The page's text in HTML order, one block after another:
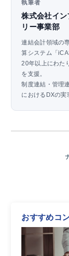
執筆者
株式会社イ
リー事業部
連結会計領域の
算システム「
20年以上にわた
を支援。
制度連結・管理
におけるDXの実
おすすめコ